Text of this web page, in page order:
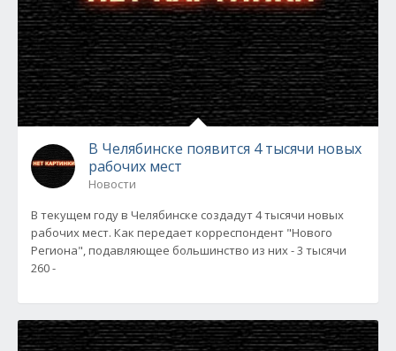
В Челябинске появится 4 тысячи новых
рабочих мест
Новости
В текущем году в Челябинске создадут 4 тысячи новых
рабочих мест. Как передает корреспондент "Нового
Региона", подавляющее большинство из них - 3 тысячи
260 -